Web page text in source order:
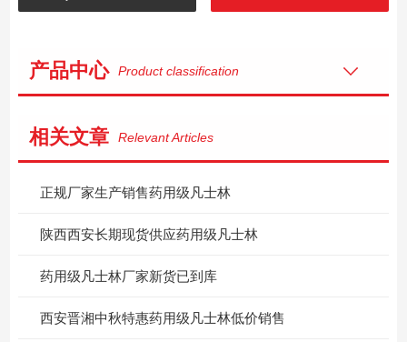
产品中心 Product classification
相关文章 Relevant Articles
正规厂家生产销售药用级凡士林
陕西西安长期现货供应药用级凡士林
药用级凡士林厂家新货已到库
西安晋湘中秋特惠药用级凡士林低价销售